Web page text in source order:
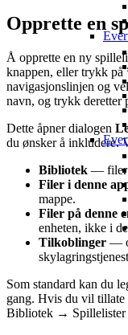
Opprette en
Å opprette en ny
knappen, eller trykk på
navigasjonslinjen og
navn, og trykk deretter
Dette åpner dialogen
du ønsker å inkludere.
Bibliotek — filer
Filer i denne
mappe.
Filer på denne
enheten, ikke i
Tilkoblinger —
Som standard kan du
gang. Hvis du vil
Bibliotek →